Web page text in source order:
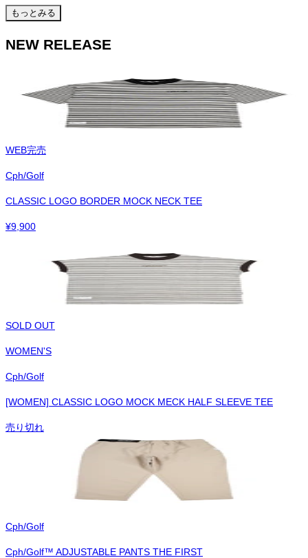
もっとみる
NEW RELEASE
WEB完売
Cph/Golf
CLASSIC LOGO BORDER MOCK NECK TEE
¥9,900
SOLD OUT
WOMEN'S
Cph/Golf
[WOMEN] CLASSIC LOGO MOCK MECK HALF SLEEVE TEE
売り切れ
Cph/Golf
Cph/Golf™︎ ADJUSTABLE PANTS THE FIRST